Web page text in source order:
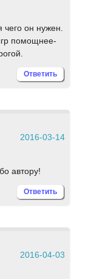
он нужен.
помощнее-
Ответить
2016-03-14
автору!
Ответить
2016-04-03